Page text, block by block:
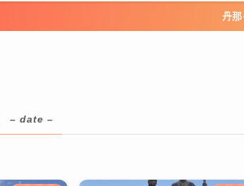
丹那
– date –